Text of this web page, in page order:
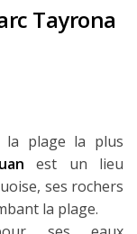
Tayrona
la plage la plus
est un lieu
ses rochers
la plage.